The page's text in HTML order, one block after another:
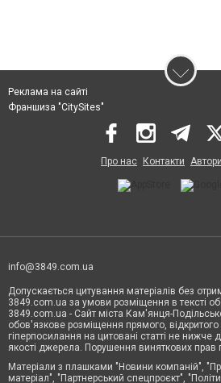
Реклама на сайті
Франшиза "CitySites"
Про нас Контакти
info@3849.com.ua
Допускається цитування матеріалів без
3849.com.ua за умови розміщення в тексті
3849.com.ua - Сайт міста Кам'янця-
обов'язкове розміщення прямого,
гіперпосилання на цитовані статті не нижче
якості джерела. Порушення виняткових прав
Матеріали з плашками "Новини компаній",
матеріал", "Партнерський спецпроєкт",